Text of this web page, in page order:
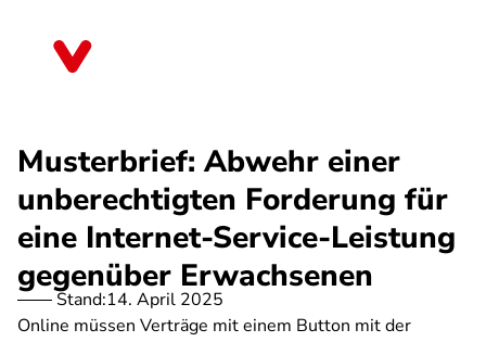
Musterbrief: Abwehr einer
unberechtigten Forderung für
eine Internet-Service-Leistung
gegenüber Erwachsenen
Stand:14. April 2025
Online müssen Verträge mit einem Button mit der